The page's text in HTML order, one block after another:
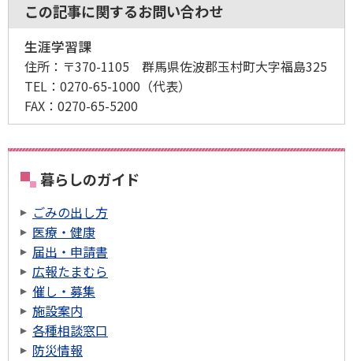
この記事に関するお問い合わせ
生涯学習課
住所： 〒370-1105 群馬県佐波郡玉村町大字福島325
TEL： 0270-65-1000 （代表）
FAX： 0270-65-5200
暮らしのガイド
ごみの出し方
医療・健康
届出・申請書
広報たまむら
催し・募集
施設案内
各種相談窓口
防災情報